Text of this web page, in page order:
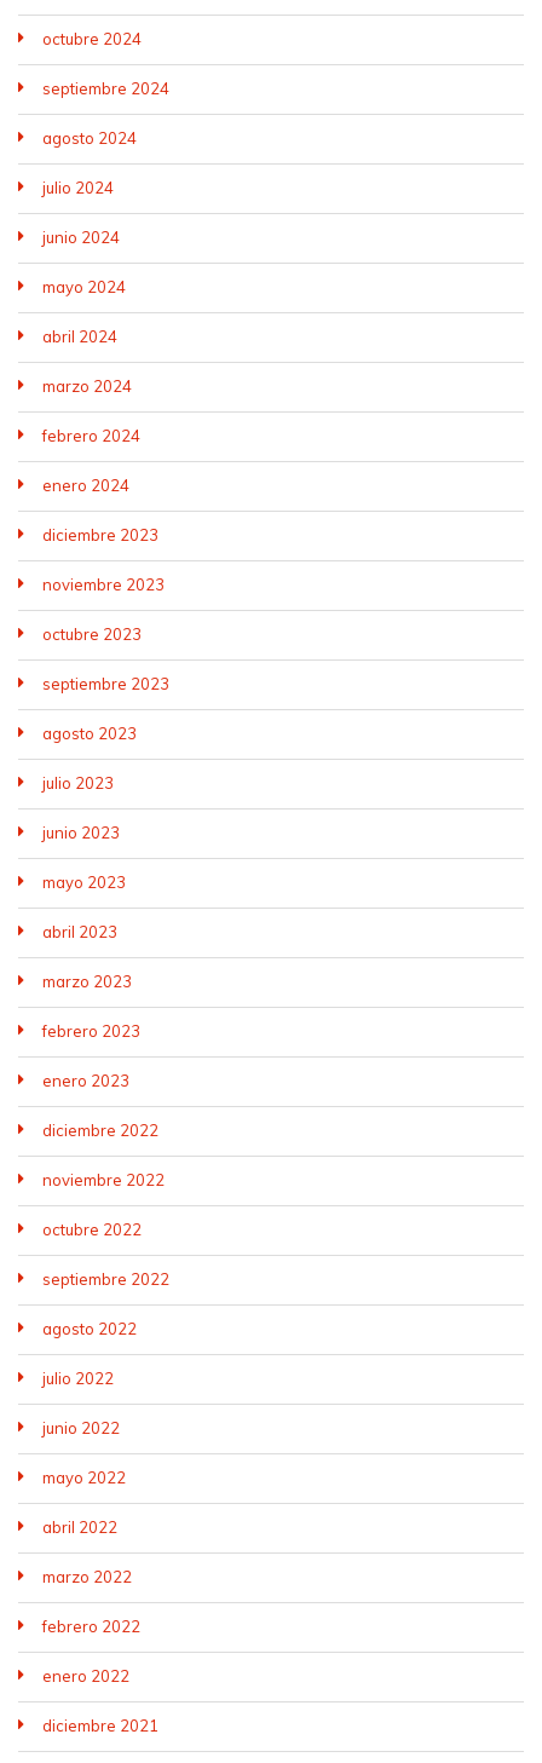
octubre 2024
septiembre 2024
agosto 2024
julio 2024
junio 2024
mayo 2024
abril 2024
marzo 2024
febrero 2024
enero 2024
diciembre 2023
noviembre 2023
octubre 2023
septiembre 2023
agosto 2023
julio 2023
junio 2023
mayo 2023
abril 2023
marzo 2023
febrero 2023
enero 2023
diciembre 2022
noviembre 2022
octubre 2022
septiembre 2022
agosto 2022
julio 2022
junio 2022
mayo 2022
abril 2022
marzo 2022
febrero 2022
enero 2022
diciembre 2021